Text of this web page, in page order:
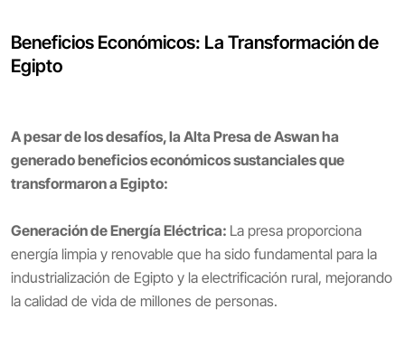
Beneficios Económicos: La Transformación de
Egipto
A pesar de los desafíos, la Alta Presa de Aswan ha
generado beneficios económicos sustanciales que
transformaron a Egipto:
Generación de Energía Eléctrica: La presa proporciona
energía limpia y renovable que ha sido fundamental para la
industrialización de Egipto y la electrificación rural, mejorando
la calidad de vida de millones de personas.